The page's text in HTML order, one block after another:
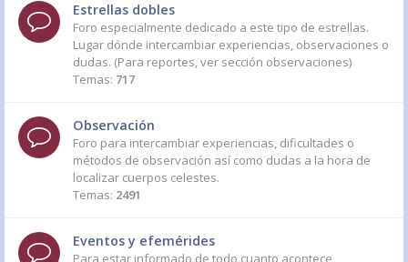
Estrellas dobles
Foro especialmente dedicado a este tipo de estrellas.
Lugar dónde intercambiar experiencias, observaciones o
dudas. (Para reportes, ver sección observaciones)
Temas: 717
Observación
Foro para intercambiar experiencias, dificultades o
métodos de observación así como dudas a la hora de
localizar cuerpos celestes.
Temas: 2491
Eventos y efemérides
Para estar informado de todo cuanto acontece,